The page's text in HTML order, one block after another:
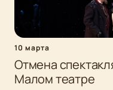
10 марта
Отмена
Малом театре